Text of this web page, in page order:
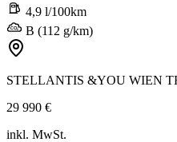
4,9 l/100km
B (112 g/km)
STELLANTIS &YOU WIEN
29 990 €
inkl. MwSt.